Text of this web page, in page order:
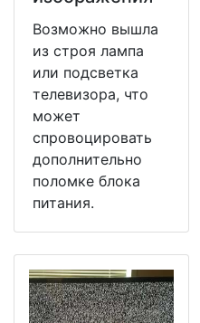
Возможно вышла
из строя лампа
или подсветка
телевизора, что
может
спровоцировать
дополнительно
поломке блока
питания.